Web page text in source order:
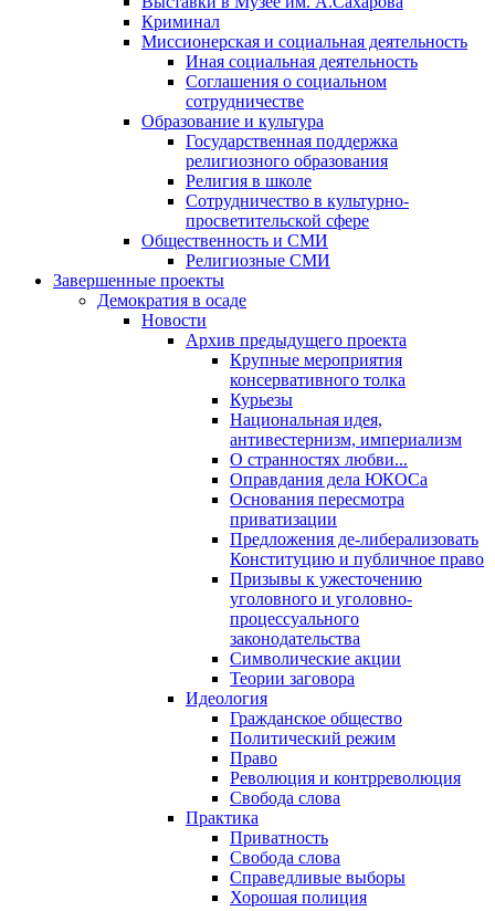
Криминал
Миссионерская и социальная деятельность
Иная социальная деятельность
Соглашения о социальном
сотрудничестве
Образование и культура
Государственная поддержка
религиозного образования
Религия в школе
Сотрудничество в культурно-
просветительской сфере
Общественность и СМИ
Религиозные СМИ
Завершенные проекты
Демократия в осаде
Новости
Архив предыдущего проекта
Крупные мероприятия
консервативного толка
Курьезы
Национальная идея,
антивестернизм, империализм
О странностях любви...
Оправдания дела ЮКОСа
Основания пересмотра
приватизации
Предложения де-либерализовать
Конституцию и публичное право
Призывы к ужесточению
уголовного и уголовно-
процессуального
законодательства
Символические акции
Теории заговора
Идеология
Гражданское общество
Политический режим
Право
Революция и контрреволюция
Свобода слова
Практика
Приватность
Свобода слова
Справедливые выборы
Хорошая полиция